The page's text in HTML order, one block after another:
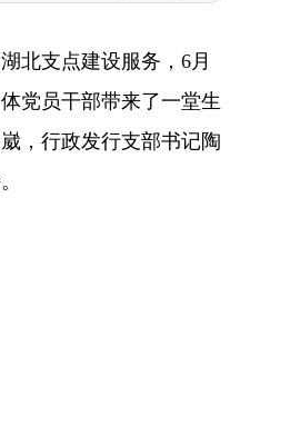
北支点建设服务，6月
党员干部带来了一堂生
，行政发行支部书记陶